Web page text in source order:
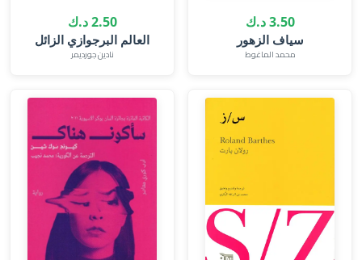
3.50 د.ك
سياف الزهور
محمد الماغوط
2.50 د.ك
العالم البرجوازي الزائل
نادين جورديمر